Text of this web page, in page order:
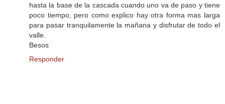
hasta la base de la cascada cuando uno va de paso y tiene
poco tiempo, pero como explico hay otra forma mas larga
para pasar tranquilamente la mañana y disfrutar de todo el
valle.
Besos
Responder